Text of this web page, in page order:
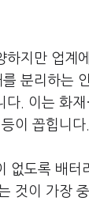
하지만 업계
분리하는
다. 이는 화
이 꼽힙니다.
없도록 배
것이 가장